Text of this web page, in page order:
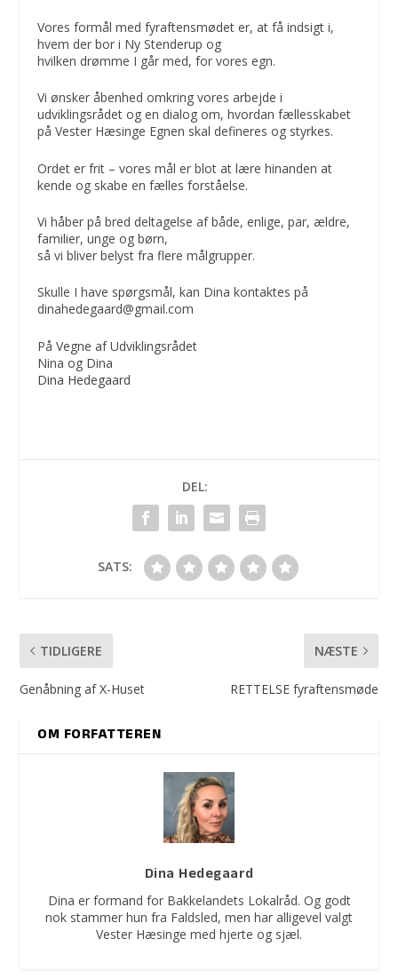
Vores formål med fyraftensmødet er, at få indsigt i,
hvem der bor i Ny Stenderup og
hvilken drømme I går med, for vores egn.
Vi ønsker åbenhed omkring vores arbejde i
udviklingsrådet og en dialog om, hvordan fællesskabet
på Vester Hæsinge Egnen skal defineres og styrkes.
Ordet er frit – vores mål er blot at lære hinanden at
kende og skabe en fælles forståelse.
Vi håber på bred deltagelse af både, enlige, par, ældre,
familier, unge og børn,
så vi bliver belyst fra flere målgrupper.
Skulle I have spørgsmål, kan Dina kontaktes på
dinahedegaard@gmail.com
På Vegne af Udviklingsrådet
Nina og Dina
Dina Hedegaard
DEL:
SATS:
TIDLIGERE
Genåbning af X-Huset
NÆSTE
RETTELSE fyraftensmøde
OM FORFATTEREN
Dina Hedegaard
Dina er formand for Bakkelandets Lokalråd. Og godt
nok stammer hun fra Faldsled, men har alligevel valgt
Vester Hæsinge med hjerte og sjæl.